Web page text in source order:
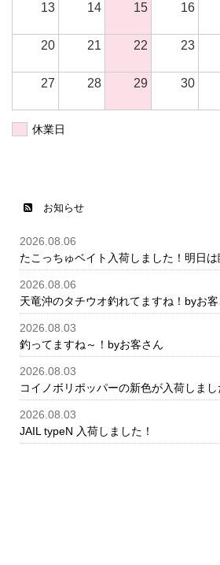
13 14 15 16
20 21 22 23
27 28 29 30
休業日
お知らせ
2026.08.06
たこっちゅベイト入荷しました！明日は
2026.08.06
天竜沖のタチウオ釣れてますね！byお
2026.08.03
釣ってますね～！byお客さん
2026.08.03
コイノボリポッパーの新色が入荷しまし
2026.08.03
JAIL typeN 入荷しました！